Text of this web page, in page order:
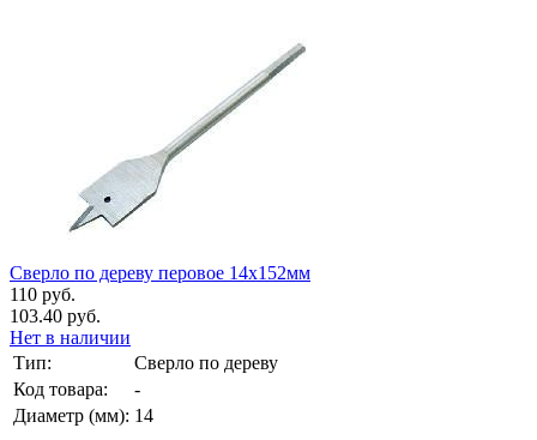
Сверло по дереву перовое 14х152мм
110 руб.
103.40 руб.
Нет в наличии
Тип:
Сверло по дереву
Код товара:
-
Диаметр (мм): 14